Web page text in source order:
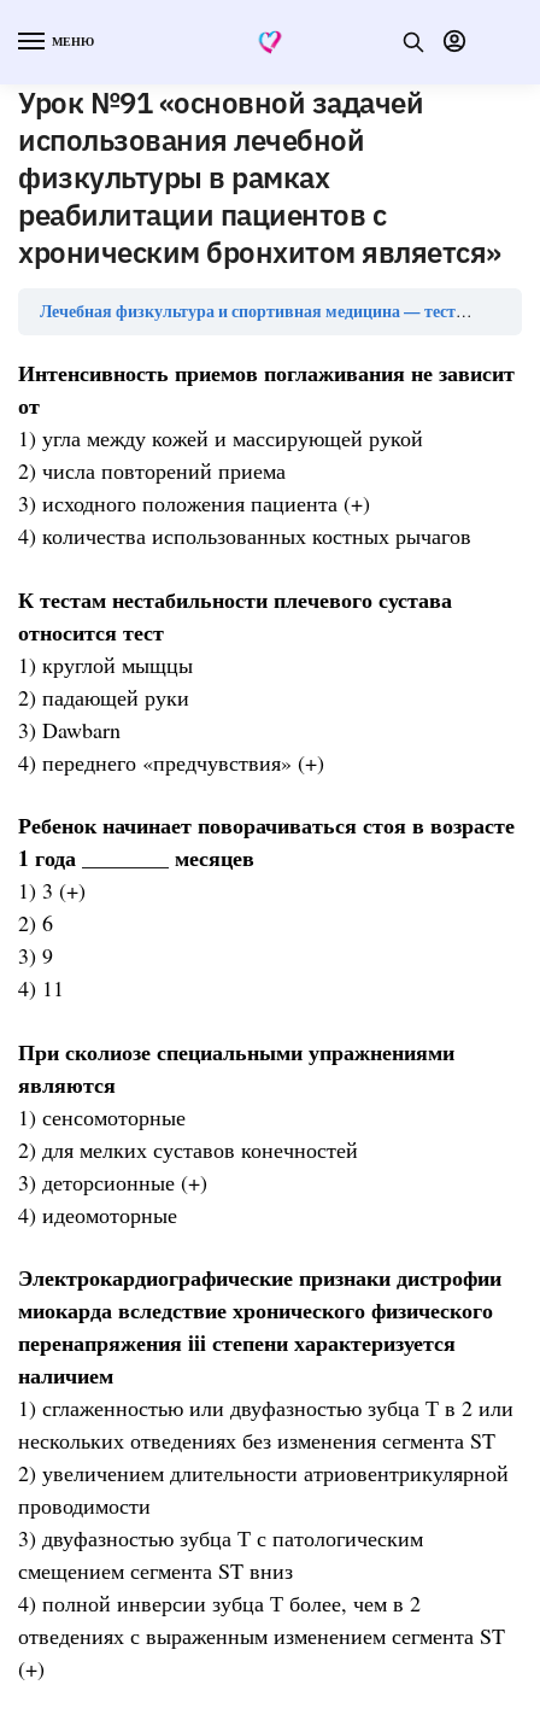
МЕНЮ
Урок №91 «основной задачей
использования лечебной
физкультуры в рамках
реабилитации пациентов с
хроническим бронхитом является»
Лечебная физкультура и спортивная медицина — тесты с ответами
Интенсивность приемов поглаживания не зависит
от
1) угла между кожей и массирующей рукой
2) числа повторений приема
3) исходного положения пациента (+)
4) количества использованных костных рычагов
К тестам нестабильности плечевого сустава
относится тест
1) круглой мыщцы
2) падающей руки
3) Dawbarn
4) переднего «предчувствия» (+)
Ребенок начинает поворачиваться стоя в возрасте
1 года ________ месяцев
1) 3 (+)
2) 6
3) 9
4) 11
При сколиозе специальными упражнениями
являются
1) сенсомоторные
2) для мелких суставов конечностей
3) деторсионные (+)
4) идеомоторные
Электрокардиографические признаки дистрофии
миокарда вследствие хронического физического
перенапряжения iii степени характеризуется
наличием
1) сглаженностью или двуфазностью зубца Т в 2 или
нескольких отведениях без изменения сегмента ST
2) увеличением длительности атриовентрикулярной
проводимости
3) двуфазностью зубца Т с патологическим
смещением сегмента ST вниз
4) полной инверсии зубца Т более, чем в 2
отведениях с выраженным изменением сегмента ST
(+)